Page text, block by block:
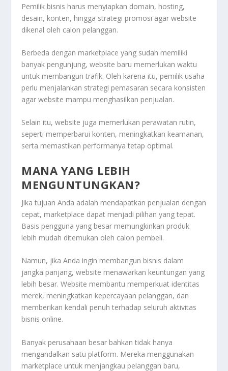
Pemilik bisnis harus menyiapkan domain, hosting,
desain, konten, hingga strategi promosi agar website
dikenal oleh calon pelanggan.
Berbeda dengan marketplace yang sudah memiliki
banyak pengunjung, website baru memerlukan waktu
untuk membangun trafik. Oleh karena itu, pemilik usaha
perlu menjalankan strategi pemasaran secara konsisten
agar website mampu menghasilkan penjualan.
Selain itu, website juga memerlukan perawatan rutin,
seperti memperbarui konten, meningkatkan keamanan,
serta memastikan performanya tetap optimal.
MANA YANG LEBIH
MENGUNTUNGKAN?
Jika tujuan Anda adalah mendapatkan penjualan dengan
cepat, marketplace dapat menjadi pilihan yang tepat.
Basis pengguna yang besar memungkinkan produk
lebih mudah ditemukan oleh calon pembeli.
Namun, jika Anda ingin membangun bisnis dalam
jangka panjang, website menawarkan keuntungan yang
lebih besar. Website membantu memperkuat identitas
merek, meningkatkan kepercayaan pelanggan, dan
memberikan kendali penuh terhadap seluruh aktivitas
bisnis online.
Banyak perusahaan besar bahkan tidak hanya
mengandalkan satu platform. Mereka menggunakan
marketplace untuk menjangkau pelanggan baru,